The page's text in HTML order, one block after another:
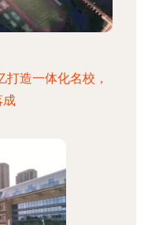
造一体化名校，
成